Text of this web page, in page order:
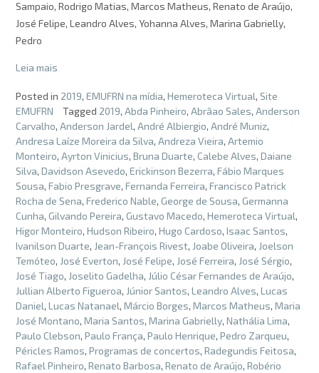
Sampaio, Rodrigo Matias, Marcos Matheus, Renato de Araújo,
José Felipe, Leandro Alves, Yohanna Alves, Marina Gabrielly,
Pedro
Leia mais
Posted in 2019, EMUFRN na mídia, Hemeroteca Virtual, Site
EMUFRN
Tagged 2019, Abda Pinheiro, Abrãao Sales, Anderson
Carvalho, Anderson Jardel, André Albiergio, André Muniz,
Andresa Laíze Moreira da Silva, Andreza Vieira, Artemio
Monteiro, Ayrton Vinicius, Bruna Duarte, Calebe Alves, Daiane
Silva, Davidson Asevedo, Erickinson Bezerra, Fábio Marques
Sousa, Fabio Presgrave, Fernanda Ferreira, Francisco Patrick
Rocha de Sena, Frederico Nable, George de Sousa, Germanna
Cunha, Gilvando Pereira, Gustavo Macedo, Hemeroteca Virtual,
Higor Monteiro, Hudson Ribeiro, Hugo Cardoso, Isaac Santos,
Ivanilson Duarte, Jean-François Rivest, Joabe Oliveira, Joelson
Temóteo, José Everton, José Felipe, José Ferreira, José Sérgio,
José Tiago, Joselito Gadelha, Júlio César Fernandes de Araújo,
Jullian Alberto Figueroa, Júnior Santos, Leandro Alves, Lucas
Daniel, Lucas Natanael, Márcio Borges, Marcos Matheus, Maria
José Montano, Maria Santos, Marina Gabrielly, Nathália Lima,
Paulo Clebson, Paulo França, Paulo Henrique, Pedro Zarqueu,
Péricles Ramos, Programas de concertos, Radegundis Feitosa,
Rafael Pinheiro, Renato Barbosa, Renato de Araújo, Robério